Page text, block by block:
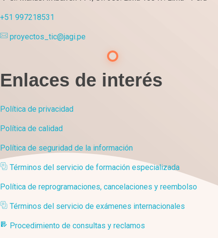
+51 997218531
proyectos_tic@jagi.pe
Enlaces de interés
Política de privacidad
Política de calidad
Política de seguridad de la información
Términos del servicio de formación especializada
Política de reprogramaciones, cancelaciones y reembolso
Términos del servicio de exámenes internacionales
Procedimiento de consultas y reclamos